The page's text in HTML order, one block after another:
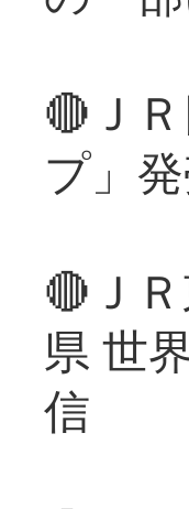
🔴Ｊ
プ」
🔴Ｊ
県 世
信